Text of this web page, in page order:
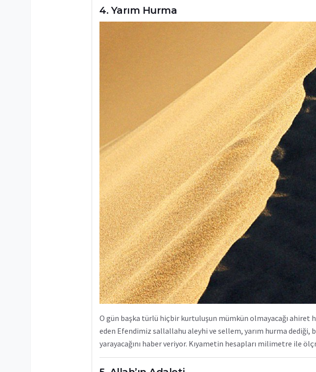
Yarım Hurma
O gün başka türlü hiçbir kurtuluşun mümkün olmayacağı ahiret
eden Efendimiz sallallahu aleyhi ve sellem, yarım hurma dediği,
yarayacağını haber veriyor. Kıyametin hesapları milimetre ile